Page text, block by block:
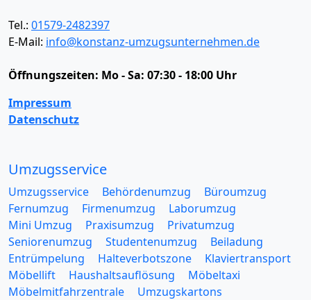
Tel.: 01579-2482397
E-Mail: info@konstanz-umzugsunternehmen.de
Öffnungszeiten: Mo - Sa: 07:30 - 18:00 Uhr
Impressum
Datenschutz
Umzugsservice
Umzugsservice Behördenumzug
Büroumzug
Fernumzug
Firmenumzug
Laborumzug
Mini Umzug
Praxisumzug
Privatumzug
Seniorenumzug
Studentenumzug
Beiladung
Entrümpelung
Halteverbotszone
Klaviertransport
Möbellift
Haushaltsauflösung
Möbeltaxi
Möbelmitfahrzentrale
Umzugskartons